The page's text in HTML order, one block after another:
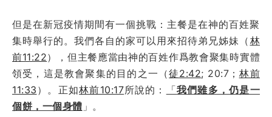
但是在新冠疫情期間有一個挑戰：主餐是在神的百姓聚
集時舉行的。我們各自的家可以用來招待弟兄姊妹（ 林
前11:22），但主餐應當由神的百姓作爲教會聚集時實體
領受，這是教會聚集的目的之一（徒2:42; 20:7； 林前
11:33 ）。正如林前10:17所說的： 「我們雖多，仍是一
個餅，一個身體 」。